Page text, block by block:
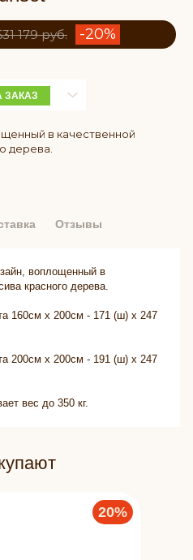
179 руб. -20%
ЗАКАЗ
в качественной
дерева.
Отзывы
воплощенный в
красного дерева.
160см x 200см - 171 (ш) x 247
200см x 200см - 191 (ш) x 247
вес до 350 кг.
20%